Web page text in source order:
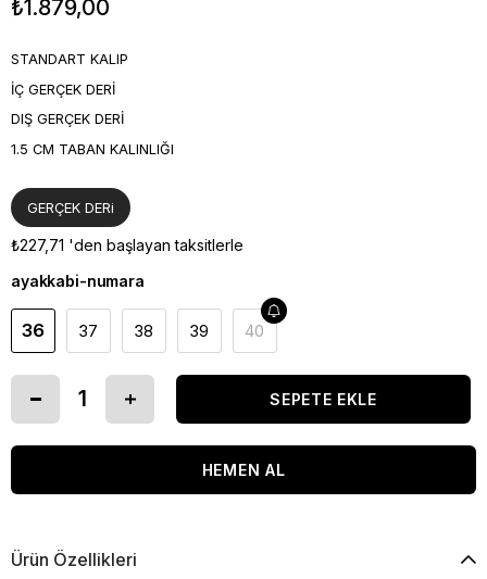
₺1.879,00
STANDART KALIP
İÇ GERÇEK DERİ
DIŞ GERÇEK DERİ
1.5 CM TABAN KALINLIĞI
GERÇEK DERi
₺227,71 'den başlayan taksitlerle
ayakkabi-numara
36 37 38 39 40
Ürün Özellikleri